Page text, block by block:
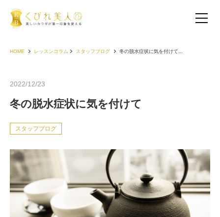
お客様の声（30代以下）
お客様の声（40代）
お客様の声（50代以上）
HOME レッスンコラム スタッフブログ 冬の脱水症状に気を付けて...
2022/12/23
冬の脱水症状に気を付けて
スタッフブログ